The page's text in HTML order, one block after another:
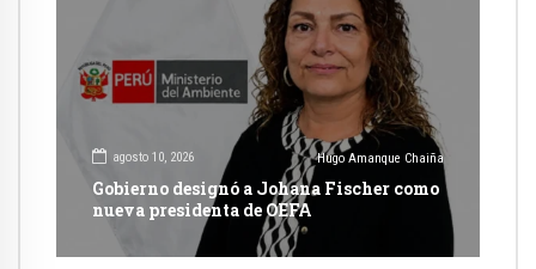
agosto 10, 2026 Hugo Amanque Chaiña
Gobierno designó a Johana Fischer como
nueva presidenta de OEFA